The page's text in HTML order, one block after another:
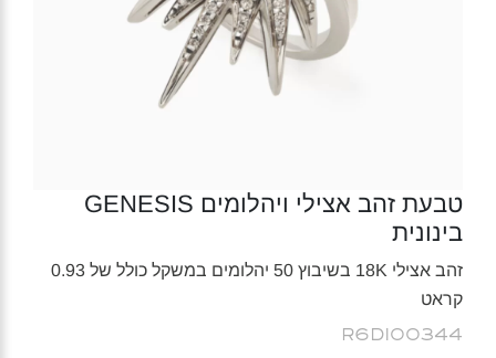
טבעת זהב אצילי ויהלומים GENESIS
בינונית
זהב אצילי 18K בשיבוץ 50 יהלומים במשקל כולל של 0.93
קראט
R6DI00344